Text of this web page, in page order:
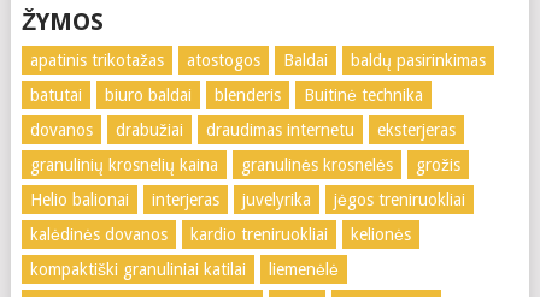
ŽYMOS
apatinis trikotažas atostogos Baldai
baldų pasirinkimas
batutai
biuro baldai blenderis
Buitinė technika
dovanos
drabužiai draudimas internetu
eksterjeras
granulinių krosnelių kaina
granulinės krosnelės
grožis
Helio balionai
interjeras juvelyrika
jėgos treniruokliai
kalėdinės dovanos
kardio treniruokliai
kelionės
kompaktiški granuliniai katilai
liemenėlė